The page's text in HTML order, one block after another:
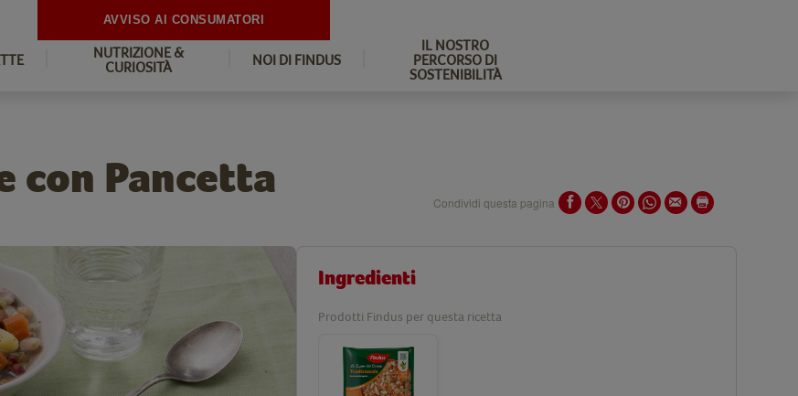
NUTRIZIONE &
CURIOSITÀ
NOI DI FINDUS
IL NOSTRO
PERCORSO DI
SOSTENIBILITÀ
con Pancetta Condividi questa pagina
Ingredienti
Prodotti Findus per questa ricetta
AVVISO AI CONSUMATORI